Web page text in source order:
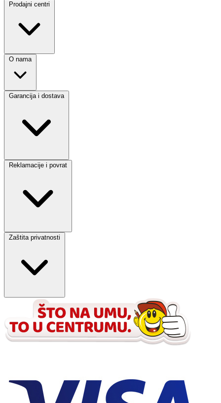
Prodajni centri
O nama
Garancija i dostava
Reklamacije i povrat
Zaštita privatnosti